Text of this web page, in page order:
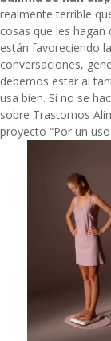
realmente terrible
cosas que les
están favoreciendo
conversaciones,
debemos estar al
usa bien. Si no se
sobre Trastornos
proyecto “Por un